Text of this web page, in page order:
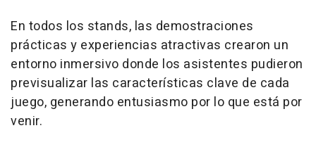
En todos los stands, las demostraciones
prácticas y experiencias atractivas crearon un
entorno inmersivo donde los asistentes pudieron
previsualizar las características clave de cada
juego, generando entusiasmo por lo que está por
venir.